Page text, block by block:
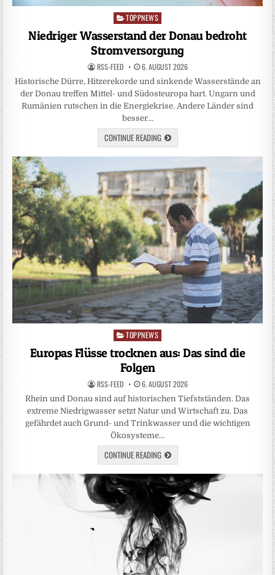
Posted
TOPPNEWS
Niedriger Wasserstand der Donau bedroht
Stromversorgung
RSS-FEED 6. AUGUST 2026
Historische Dürre, Hitzerekorde und sinkende Wasserstände an
der Donau treffen Mittel- und Südosteuropa hart. Ungarn und
Rumänien rutschen in die Energiekrise. Andere Länder sind
besser…
CONTINUE READING
Posted
TOPPNEWS
Europas Flüsse trocknen aus: Das sind die
Folgen
RSS-FEED 6. AUGUST 2026
Rhein und Donau sind auf historischen Tiefstständen. Das
extreme Niedrigwasser setzt Natur und Wirtschaft zu. Das
gefährdet auch Grund- und Trinkwasser und die wichtigen
Ökosysteme…
CONTINUE READING